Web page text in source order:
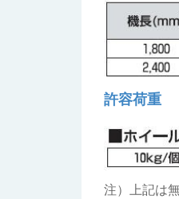
許容荷重
注）上記は